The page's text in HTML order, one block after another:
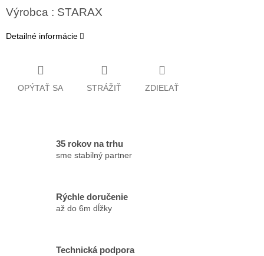
Výrobca : STARAX
Detailné informácie
OPÝTAŤ SA STRÁŽIŤ ZDIEĽAŤ
35 rokov na trhu
sme stabilný partner
Rýchle doručenie
až do 6m dĺžky
Technická podpora